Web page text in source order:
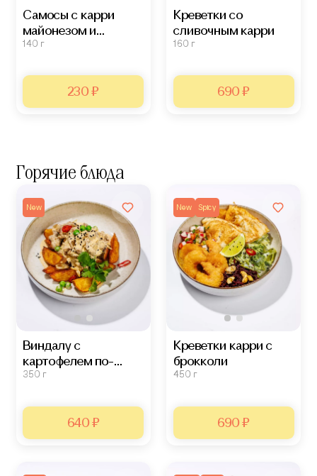
Самосы с карри
майонезом и
салатом
140 г
230 ₽
Креветки со
сливочным карри
160 г
690 ₽
Горячие блюда
New
Виндалу с
картофелем по-
уральски
350 г
640 ₽
New Spicy
Креветки карри с
брокколи
450 г
690 ₽